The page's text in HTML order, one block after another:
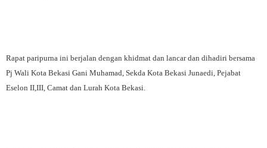
Rapat paripurna ini berjalan dengan khidmat dan lancar dan dihadiri bersama
Pj Wali Kota Bekasi Gani Muhamad, Sekda Kota Bekasi Junaedi, Pejabat
Eselon II,III, Camat dan Lurah Kota Bekasi.